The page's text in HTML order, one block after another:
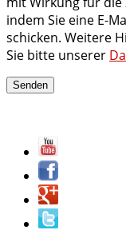
indem Sie eine E-
schicken. Weitere
Sie bitte unserer